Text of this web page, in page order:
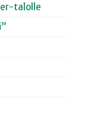
talolle